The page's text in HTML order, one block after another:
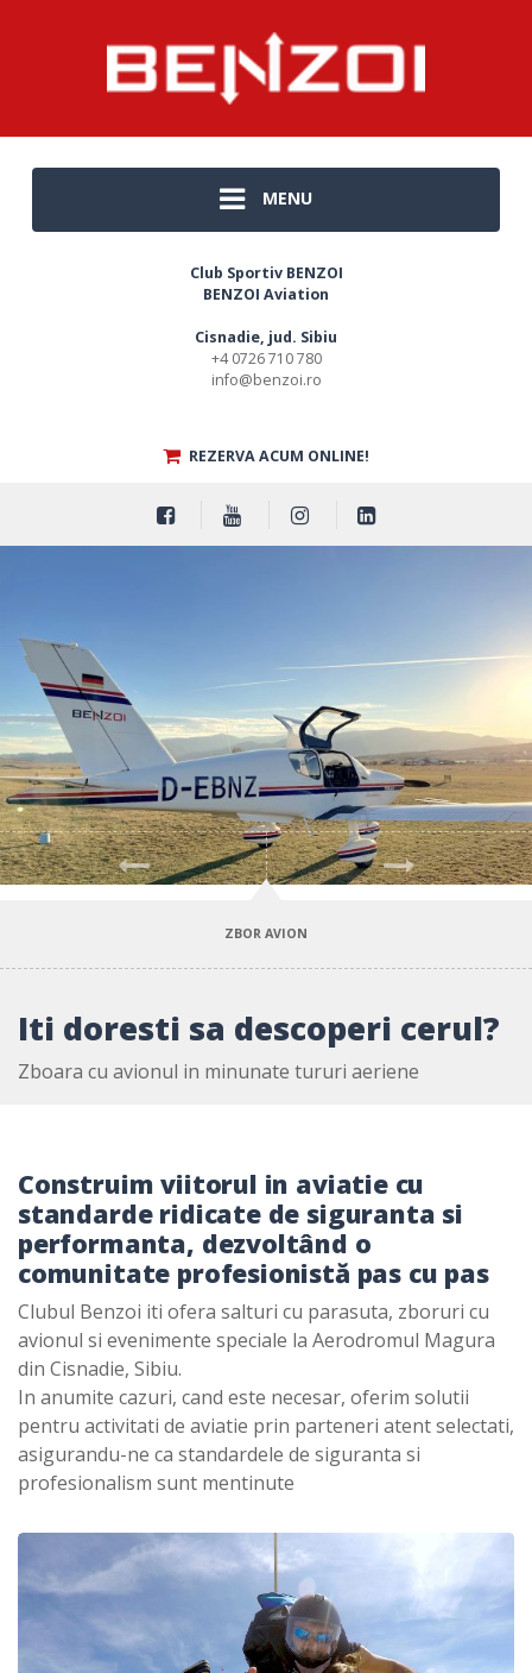
Previous Next
ZBOR AVION
Iti doresti sa descoperi cerul?
Zboara cu avionul in minunate tururi aeriene
MENU
Club Sportiv BENZOI
BENZOI Aviation
Cisnadie, jud. Sibiu
+4 0726 710 780
info@benzoi.ro
REZERVA ACUM ONLINE!
Construim viitorul in aviatie cu
standarde ridicate de siguranta si
performanta, dezvoltând o
comunitate profesionistă pas cu pas
Clubul Benzoi iti ofera salturi cu parasuta, zboruri cu
avionul si evenimente speciale la Aerodromul Magura
din Cisnadie, Sibiu.
In anumite cazuri, cand este necesar, oferim solutii
pentru activitati de aviatie prin parteneri atent selectati,
asigurandu-ne ca standardele de siguranta si
profesionalism sunt mentinute